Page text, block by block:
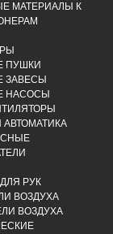
МАТЕРИАЛЫ К
ПУШКИ
ЗАВЕСЫ
НАСОСЫ
АВТОМАТИКА
РУК
ВОЗДУХА
ВОЗДУХА